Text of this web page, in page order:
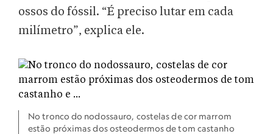
ossos do fóssil. “É preciso lutar em cada
milímetro”, explica ele.
No tronco do nodossauro, costelas de cor marrom
estão próximas dos osteodermos de tom castanho